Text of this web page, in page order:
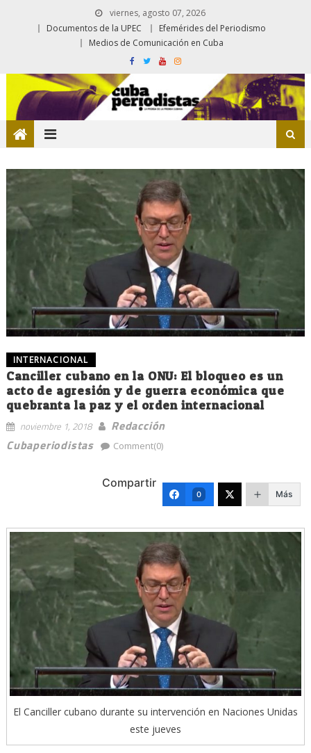
viernes, agosto 07, 2026
Documentos de la UPEC
Efemérides del Periodismo
Medios de Comunicación en Cuba
INTERNACIONAL
Canciller cubano en la ONU: El bloqueo es un
acto de agresión y de guerra económica que
quebranta la paz y el orden internacional
noviembre 1, 2018
Redacción
Cubaperiodistas
Comment(0)
Compartir
0 Más
El Canciller cubano durante su intervención en Naciones Unidas
este jueves